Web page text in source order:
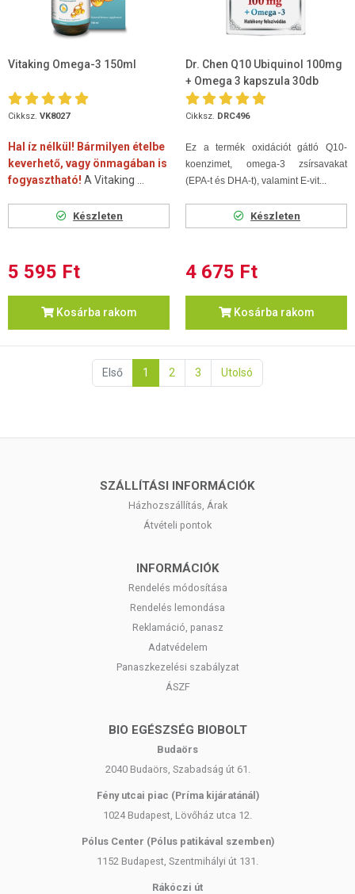
Vitaking Omega-3 150ml
Cikksz. VK8027
Hal íz nélkül! Bármilyen ételbe
keverhető, vagy önmagában is
fogyasztható! A Vitaking ...
Készleten
5 595 Ft
Kosárba rakom
Dr. Chen Q10 Ubiquinol 100mg
+ Omega 3 kapszula 30db
Cikksz. DRC496
Ez a termék oxidációt gátló Q10-
koenzimet, omega-3 zsírsavakat
(EPA-t és DHA-t), valamint E-vit...
Készleten
4 675 Ft
Kosárba rakom
Első 1 2 3 Utolsó
SZÁLLÍTÁSI INFORMÁCIÓK
Házhozszállítás, Árak
Átvételi pontok
INFORMÁCIÓK
Rendelés módosítása
Rendelés lemondása
Reklamáció, panasz
Adatvédelem
Panaszkezelési szabályzat
ÁSZF
BIO EGÉSZSÉG BIOBOLT
Budaörs
2040 Budaörs, Szabadság út 61.
Fény utcai piac (Príma kijáratánál)
1024 Budapest, Lövőház utca 12.
Pólus Center (Pólus patikával szemben)
1152 Budapest, Szentmihályi út 131.
Rákóczi út